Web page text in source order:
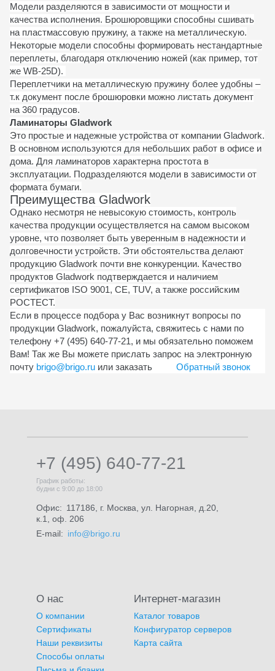
Модели разделяются в зависимости от мощности и
качества исполнения. Брошюровщики способны сшивать
на пластмассовую пружину, а также на металлическую.
Некоторые модели способны формировать нестандартные
переплеты, благодаря отключению ножей (как пример, тот
же WB-25D).
Переплетчики на металлическую пружину более удобны –
т.к документ после брошюровки можно листать документ
на 360 градусов.
Ламинаторы Gladwork
Это простые и надежные устройства от компании Gladwork.
В основном используются для небольших работ в офисе и
дома. Для ламинаторов характерна простота в
эксплуатации. Подразделяются модели в зависимости от
формата бумаги.
Преимущества Gladwork
Однако несмотря не невысокую стоимость, контроль
качества продукции осуществляется на самом высоком
уровне, что позволяет быть уверенным в надежности и
долговечности устройств. Эти обстоятельства делают
продукцию Gladwork почти вне конкуренции. Качество
продуктов Gladwork подтверждается и наличием
сертификатов ISO 9001, CE, TUV, а также российским
РОСТЕСТ.
Если в процессе подбора у Вас возникнут вопросы по
продукции Gladwork, пожалуйста, свяжитесь с нами по
телефону +7 (495) 640-77-21, и мы обязательно поможем
Вам! Так же Вы можете прислать запрос на электронную
почту brigo@brigo.ru или заказать Обратный звонок
+7 (495) 640-77-21
График работы:
будни с 9:00 до 18:00
Офис: 117186, г. Москва, ул. Нагорная, д.20,
к.1, оф. 206
E-mail: info@brigo.ru
О нас
О компании
Сертификаты
Наши реквизиты
Способы оплаты
Интернет-магазин
Каталог товаров
Конфигуратор серверов
Карта сайта